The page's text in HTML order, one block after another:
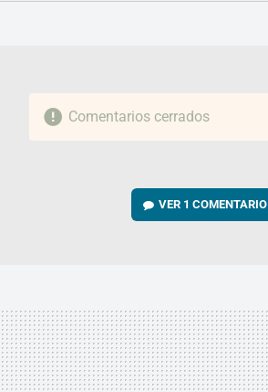
Comentarios cerrados
VER 1 COMENTARIO